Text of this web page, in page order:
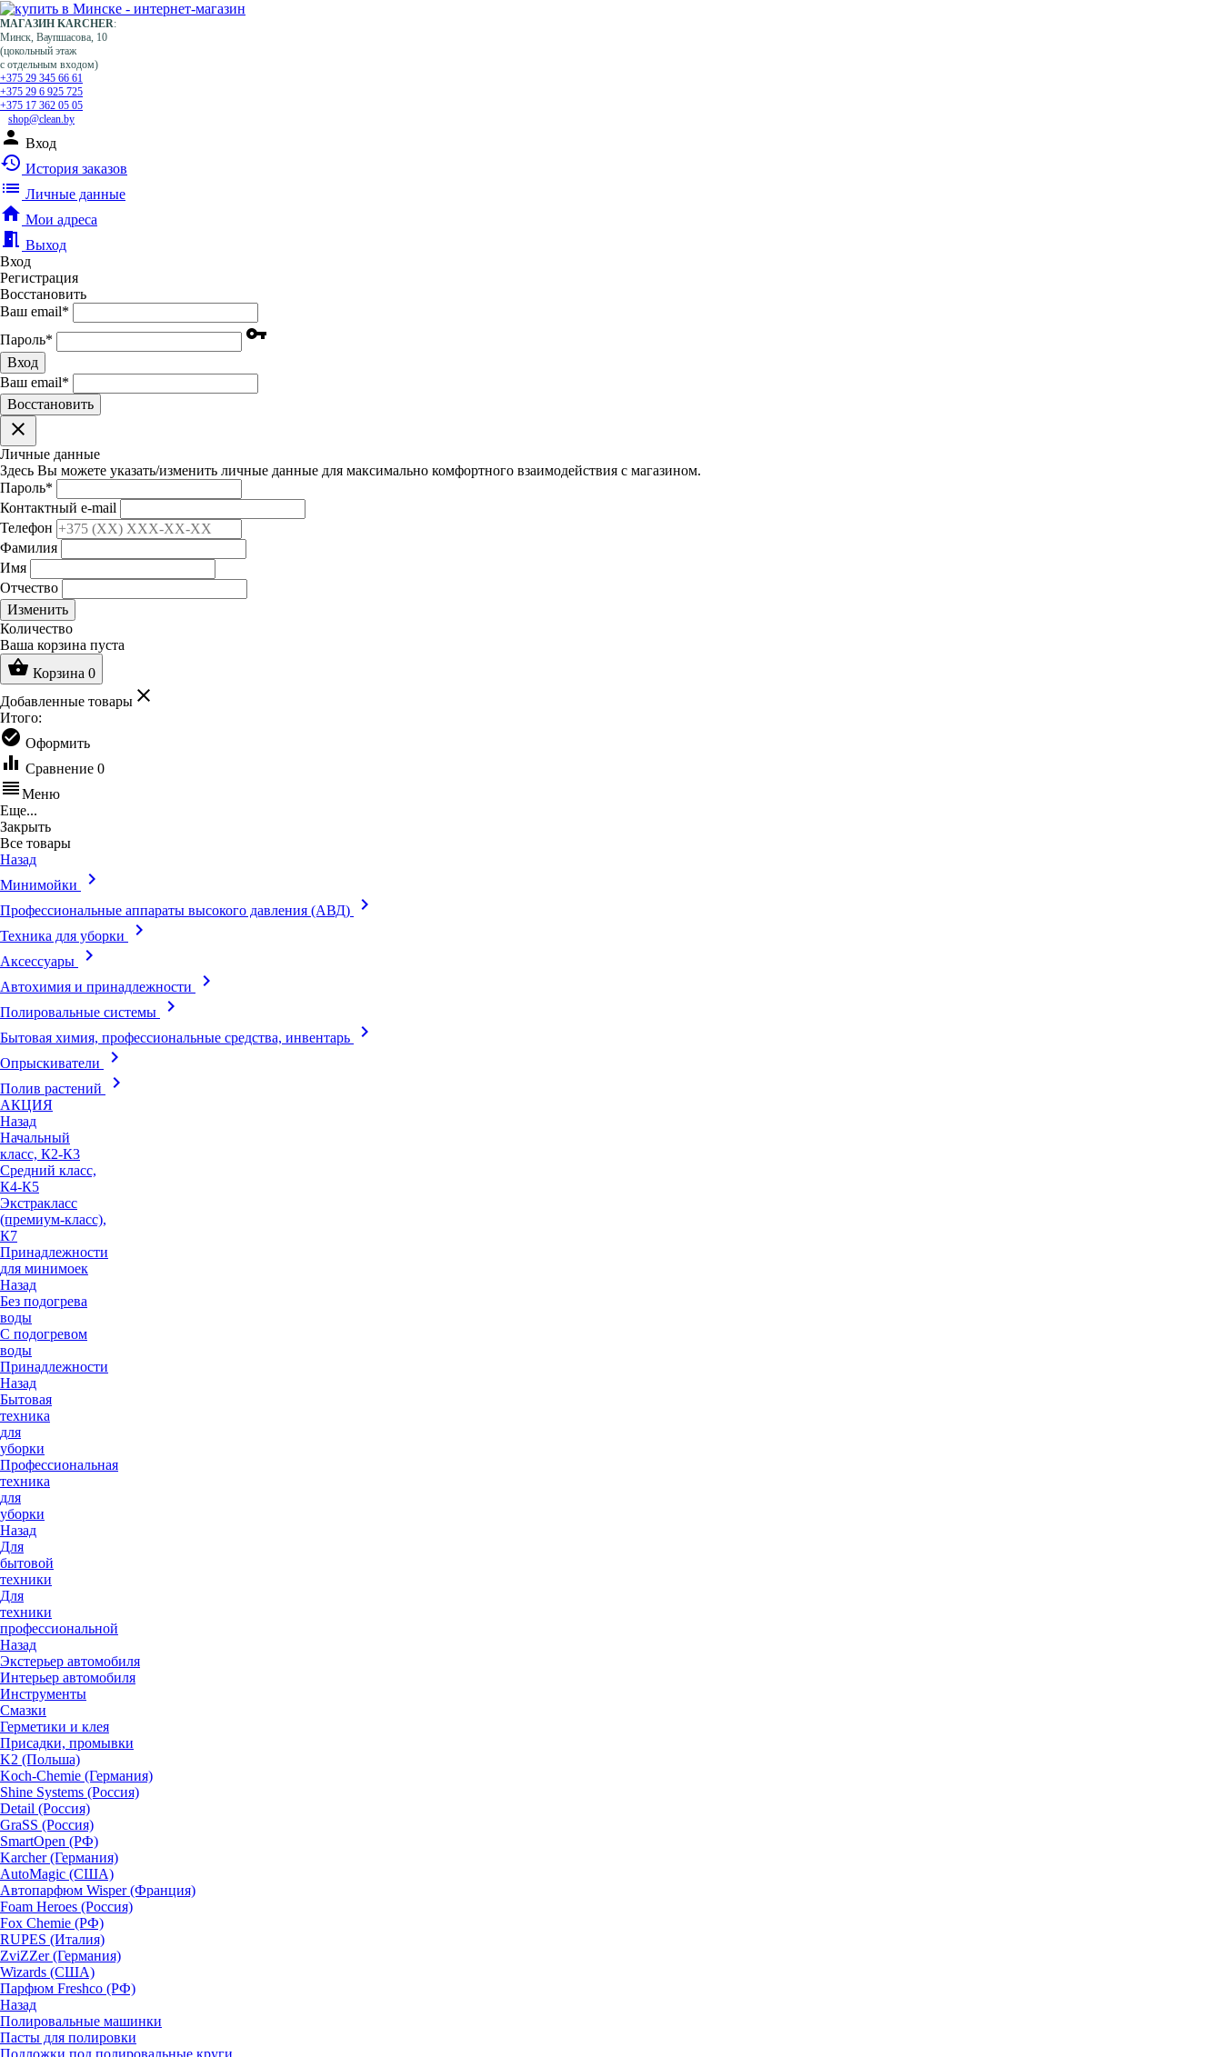
МАГАЗИН KARCHER:
Минск, Ваупшасова, 10
(цокольный этаж
с отдельным входом)
+375 29 345 66 61
+375 29 6 925 725
+375 17 362 05 05
shop@clean.by
person Вход
history История заказов
list Личные данные
home Мои адреса
meeting_room Выход
Вход
Регистрация
Восстановить
Ваш email*
Пароль* vpn_key
Вход
Ваш email*
Воcстановить
clear
Личные данные
Здесь Вы можете указать/изменить личные данные для максимально комфортного взаимодействия с магазином.
Пароль*
Контактный e-mail
Телефон
Фамилия
Имя
Отчество
Изменить
Количество
Ваша корзина пуста
shopping_basket Корзина 0
Добавленные товары clear
Итого:
check_circle Оформить
equalizer Сравнение 0
reorderМеню
Еще...
Закрыть
Все товары
Назад
Минимойки
keyboard_arrow_right
Профессиональные аппараты высокого давления (АВД) keyboard_arrow_right
Техника для уборки keyboard_arrow_right
Аксессуары keyboard_arrow_right
Автохимия и принадлежности keyboard_arrow_right
Полировальные системы keyboard_arrow_right
Бытовая химия, профессиональные средства, инвентарь keyboard_arrow_right
Опрыскиватели keyboard_arrow_right
Полив растений keyboard_arrow_right
АКЦИЯ
Назад
Начальный
класс, К2-К3
Средний класс,
К4-К5
Экстракласс
(премиум-класс),
К7
Принадлежности
для минимоек
Назад
Без подогрева
воды
С подогревом
воды
Принадлежности
Назад
Бытовая
техника
для
уборки
Профессиональная
техника
для
уборки
Назад
Для
бытовой
техники
Для
техники
профессиональной
Назад
Экстерьер автомобиля
Интерьер автомобиля
Инструменты
Смазки
Герметики и клея
Присадки, промывки
K2 (Польша)
Koch-Chemie (Германия)
Shine Systems (Россия)
Detail (Россия)
GraSS (Россия)
SmartOpen (РФ)
Karcher (Германия)
AutoMagic (США)
Автопарфюм Wisper (Франция)
Foam Heroes (Россия)
Fox Chemie (РФ)
RUPES (Италия)
ZviZZer (Германия)
Wizards (США)
Парфюм Freshco (РФ)
Назад
Полировальные машинки
Пасты для полировки
Подложки под полировальные круги